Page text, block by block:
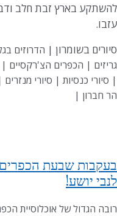
להשתקע בארץ זבת חלב
עזבו.
סיורים בשומרון | הדרוזים
גריזים | הכפרים הצ'רקסיים
| סיורי כנסיות | סיורי
הר חברון |
בעקבות שבעת
לנבי יושע!
רובה הגדול של אוכלוסיית